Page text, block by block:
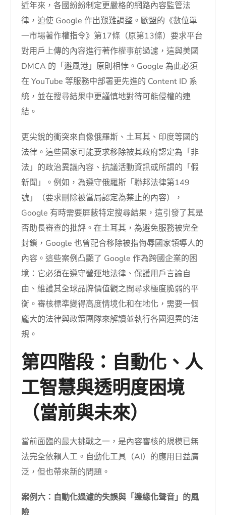
近年來，各國紛紛制定更嚴格的網路內容監管法
律，迫使 Google 作出艱難調整。歐盟的《數位單
一市場著作權指令》第17條（原第13條）要求平台
對用戶上傳的內容進行著作權事前過濾，這與美國
DMCA 的「避風港」原則相悖。Google 為此必須
在 YouTube 等服務中部署更先進的 Content ID 系
統，並在搜尋結果中更謹慎地對待可能侵權的連
結。
更尖銳的衝突來自像俄羅斯、土耳其、印度等國的
法律。這些國家可能要求移除被其政府認定為「非
法」的政治異議內容、抗議活動資訊或所謂的「假
新聞」。例如，為遵守俄羅斯「聯邦法律第149
號」（要求刪除被當局認定為禁止的內容），
Google 有時需要屏蔽特定搜尋結果，這引發了其是
否助長審查的批評。在土耳其，為避免服務被完全
封鎖，Google 也曾配合移除被指侮辱國家領導人的
內容。這些案例凸顯了 Google 作為跨國企業的困
境：它必須在遵守營運地法律、保護用戶言論自
由、維護其全球品牌價值觀之間尋求極度脆弱的平
衡。審核標準變得高度情境化和在地化，需要一個
龐大的法律與政策團隊來解讀並執行各國迥異的法
規。
第四階段：自動化、人
工智慧與透明度困境
（當前與未來）
當前面臨的最大挑戰之一，是內容審核的規模已無
法完全依賴人工。自動化工具（AI）的應用日益廣
泛，但也帶來新的問題。
案例六：自動化過濾的失誤與「邊緣化聲音」的風
險